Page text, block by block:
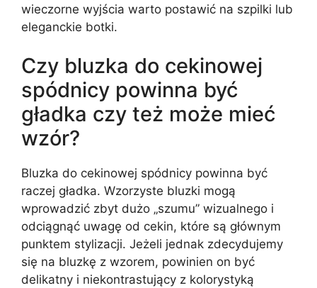
wieczorne wyjścia warto postawić na szpilki lub
eleganckie botki.
Czy bluzka do cekinowej
spódnicy powinna być
gładka czy też może mieć
wzór?
Bluzka do cekinowej spódnicy powinna być
raczej gładka. Wzorzyste bluzki mogą
wprowadzić zbyt dużo „szumu” wizualnego i
odciągnąć uwagę od cekin, które są głównym
punktem stylizacji. Jeżeli jednak zdecydujemy
się na bluzkę z wzorem, powinien on być
delikatny i niekontrastujący z kolorystyką